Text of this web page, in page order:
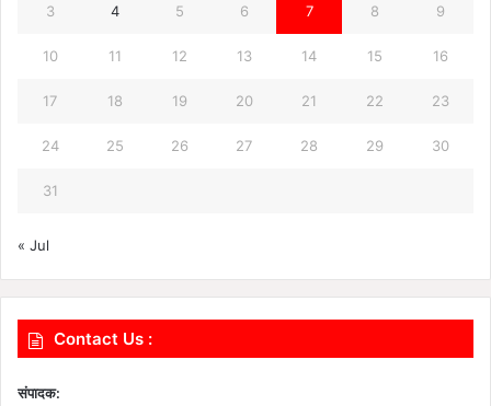
3 4 5 6 7 8 9
10 11 12 13 14 15 16
17 18 19 20 21 22 23
24 25 26 27 28 29 30
31
« Jul
Contact Us :
संपादक: